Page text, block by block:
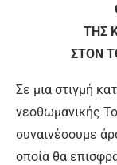
ΤΗΣ
ΣΤΟΝ
Σε μια στιγμή
νεοθωμανικής
συναινέσουμε
οποία θα